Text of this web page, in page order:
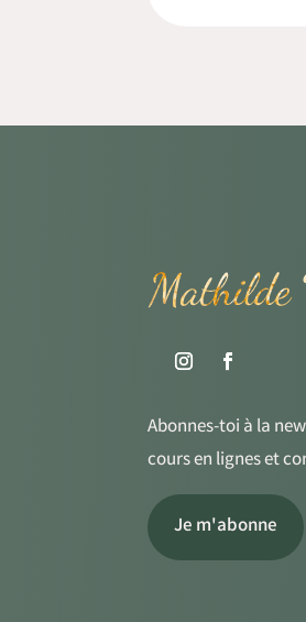
Abonnes-toi à la
cours en lignes et
Je m'abonne